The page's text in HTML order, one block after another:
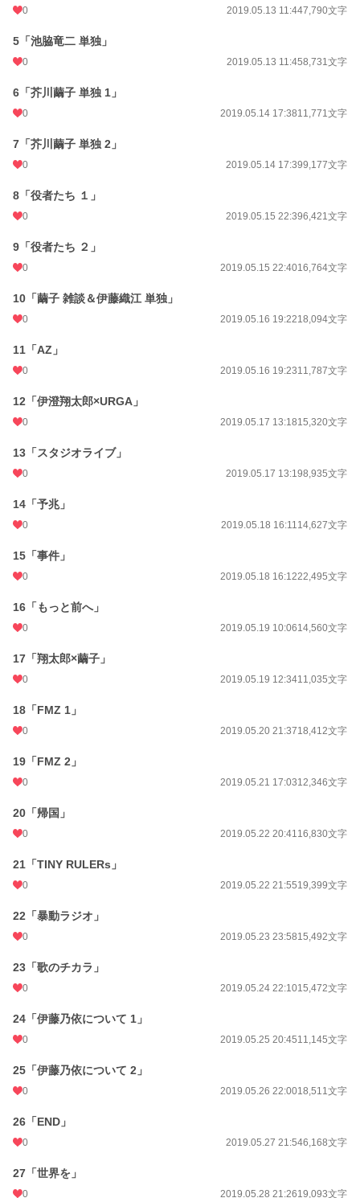
文字数
更新日時 2019.07.16 21:43
初回公開日時
初回完結日時 2019.07.16 21:43
月間ポイント 0 pt (228,704 位)
0 2019.05.13 11:447,790文字
5「池脇竜二 単独」
0 2019.05.13 11:458,731文字
6「芥川繭子 単独 1」
0 2019.05.14 17:3811,771文字
7「芥川繭子 単独 2」
0 2019.05.14 17:399,177文字
8「役者たち １」
0 2019.05.15 22:396,421文字
9「役者たち ２」
0 2019.05.15 22:4016,764文字
10「繭子 雑談＆伊藤織江 単独」
0 2019.05.16 19:2218,094文字
11「AZ」
0 2019.05.16 19:2311,787文字
12「伊澄翔太郎×URGA」
0 2019.05.17 13:1815,320文字
13「スタジオライブ」
0 2019.05.17 13:198,935文字
14「予兆」
0 2019.05.18 16:1114,627文字
15「事件」
0 2019.05.18 16:1222,495文字
16「もっと前へ」
0 2019.05.19 10:0614,560文字
17「翔太郎×繭子」
0 2019.05.19 12:3411,035文字
18「FMZ 1」
0 2019.05.20 21:3718,412文字
19「FMZ 2」
0 2019.05.21 17:0312,346文字
20「帰国」
0 2019.05.22 20:4116,830文字
21「TINY RULERs」
0 2019.05.22 21:5519,399文字
22「暴動ラジオ」
0 2019.05.23 23:5815,492文字
23「歌のチカラ」
0 2019.05.24 22:1015,472文字
24「伊藤乃依について 1」
0 2019.05.25 20:4511,145文字
25「伊藤乃依について 2」
0 2019.05.26 22:0018,511文字
26「END」
0 2019.05.27 21:546,168文字
27「世界を」
0 2019.05.28 21:2619,093文字